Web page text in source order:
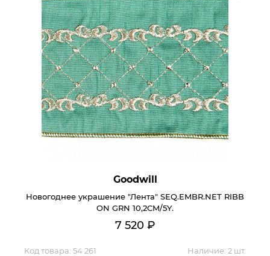
Как купить
Доставка
Вопросы и ответы
Отзывы
Политика обработки
персональных данных
Реквизиты
3D Тур
Контакты
Обратная связь
Goodwill
Новогоднее украшение "Лента" SEQ.EMBR.NET RIBB
ON GRN 10,2CM/5Y.
7 520 ₽
Код товара: 54 261 Наличие: 2 шт.